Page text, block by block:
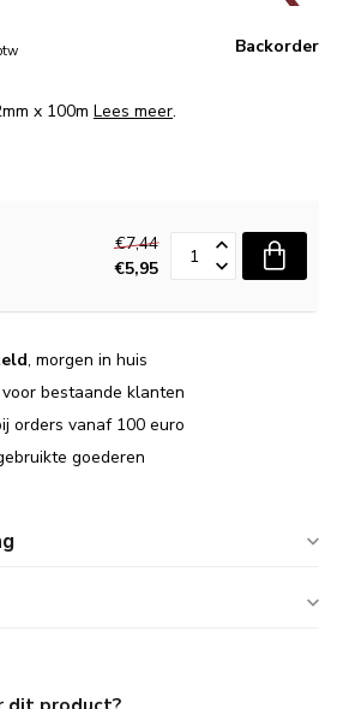
Backorder
x 100m Lees meer.
€7,44
€5,95
, morgen in huis
voor bestaande klanten
orders vanaf 100 euro
goederen